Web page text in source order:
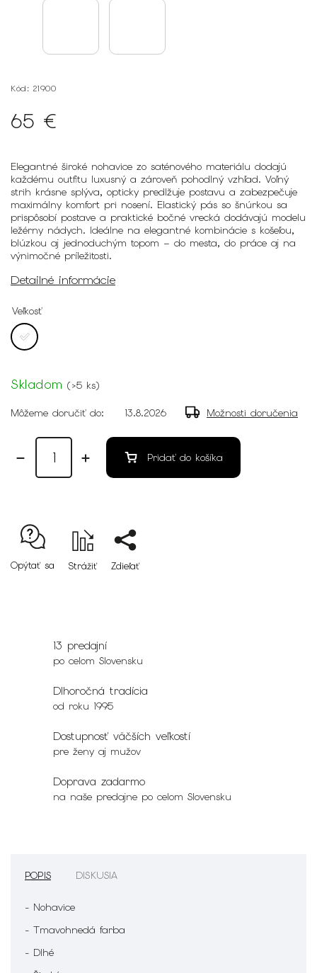
Kód: 21900
65 €
Elegantné široké nohavice zo saténového materiálu dodajú
každému outfitu luxusný a zároveň pohodlný vzhľad. Voľný
strih krásne splýva, opticky predlžuje postavu a zabezpečuje
maximálny komfort pri nosení. Elastický pás so šnúrkou sa
prispôsobí postave a praktické bočné vrecká dodávajú modelu
ležérny nádych. Ideálne na elegantné kombinácie s košeľou,
blúzkou aj jednoduchým topom – do mesta, do práce aj na
výnimočné príležitosti.
Detailné informácie
Veľkosť
Skladom (>5 ks)
Môžeme doručiť do: 13.8.2026 Možnosti doručenia
Pridať do košíka
Opýtať sa Strážiť Zdieľať
13 predajní
po celom Slovensku
Dlhoročná tradícia
od roku 1995
Dostupnosť väčších veľkostí
pre ženy aj mužov
Doprava zadarmo
na naše predajne po celom Slovensku
POPIS DISKUSIA
- Nohavice
- Tmavohnedá farba
- Dlhé